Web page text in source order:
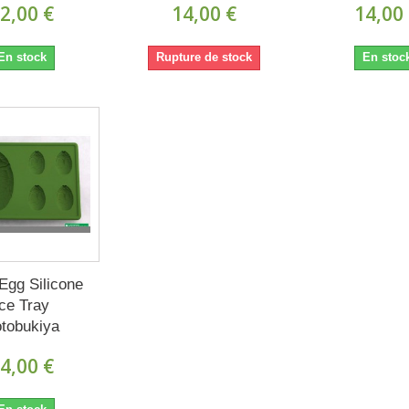
€
stock
14,00 €
Rupture de stock
14,00
En
Silicone
Tray
€